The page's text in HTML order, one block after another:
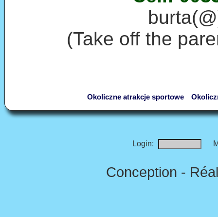
(Take off the
Okoliczne atrakcje sportowe
Login:
Conception -